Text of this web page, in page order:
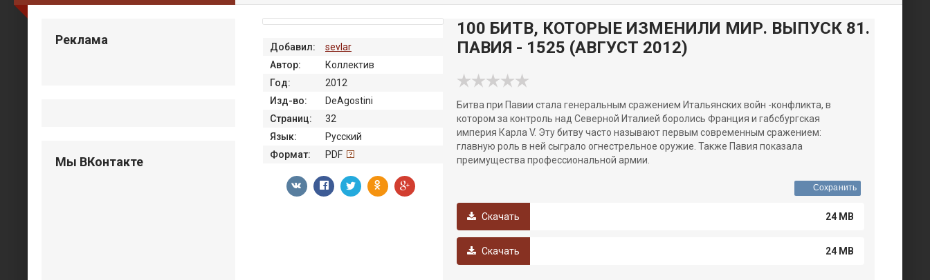
100 БИТВ, КОТОРЫЕ ИЗМЕНИЛИ МИР. ВЫПУСК 81.
ПАВИЯ - 1525 (АВГУСТ 2012)
Битва при Павии стала генеральным сражением Итальянских войн -конфликта, в
котором за контроль над Северной Италией боролись Франция и габсбургская
империя Карла V. Эту битву часто называют первым современным сражением:
главную роль в ней сыграло огнестрельное оружие. Также Павия показала
преимущества профессиональной армии.
Сохранить
Скачать 24 MB
Скачать 24 MB
Добавил:
sevlar
Автор:
Коллектив
Год:
2012
Изд-во:
DeAgostini
Страниц:
32
Язык:
Русский
Формат:
PDF
Реклама
Мы ВКонтакте